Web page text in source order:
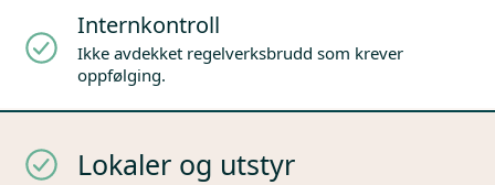
Internkontroll
Ikke avdekket regelverksbrudd som krever
oppfølging.
Lokaler og utstyr